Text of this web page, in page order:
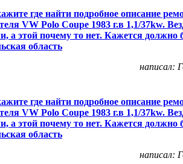
где найти подробное описание
VW Polo Coupe 1983 г.в 1,1/37kw.
а этой почему то нет. Кажется должно
область
написал:
где найти подробное описание
VW Polo Coupe 1983 г.в 1,1/37kw.
а этой почему то нет. Кажется должно
область
написал: